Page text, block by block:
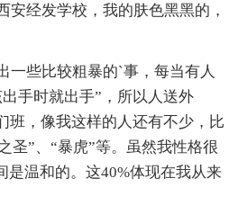
安经发学校，我的肤色黑黑的，
一些比较粗暴的`事，每当有人
手时就出手”，所以人送外
班，像我这样的人还有不少，比
圣”、“暴虎”等。虽然我性格很
是温和的。这40%体现在我从来